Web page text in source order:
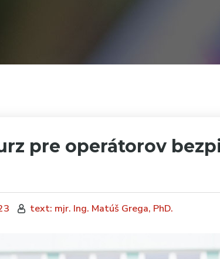
pre operátorov
text: mjr. Ing. Matúš Grega, PhD.